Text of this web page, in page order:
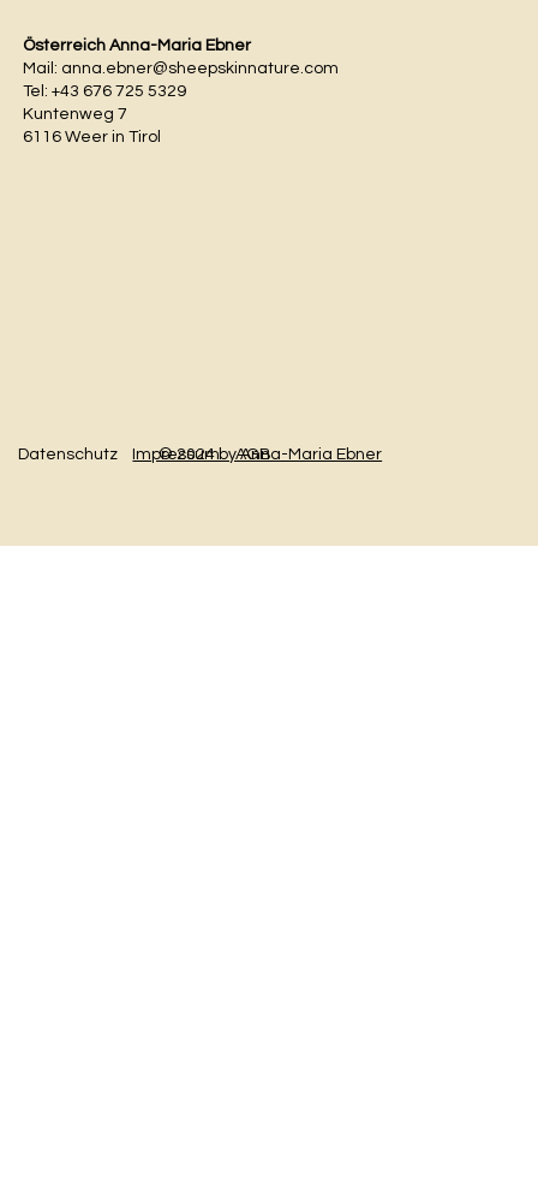
Österreich Anna-Maria Ebner
Mail: anna.ebner@sheepskinnature.com
Tel: +43 676 725 5329
Kuntenweg 7
6116 Weer in Tirol
Datenschutz © 2024 by Anna-Maria Ebner
Impressum AGB